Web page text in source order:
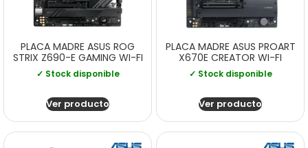
PLACA MADRE ASUS ROG
STRIX Z690-E GAMING WI-FI
✓ Stock disponible
Ver producto
PLACA MADRE ASUS PROART
X670E CREATOR WI-FI
✓ Stock disponible
Ver producto